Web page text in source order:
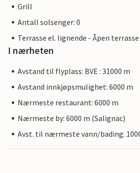
Grill
Antall solsenger: 0
Terrasse el. lignende - Åpen terrasse
I nærheten
Avstand til flyplass: BVE : 31000 m
Avstand innkjøpsmulighet: 6000 m
Nærmeste restaurant: 6000 m
Nærmeste by: 6000 m (Salignac)
Avst. til nærmeste vann/bading: